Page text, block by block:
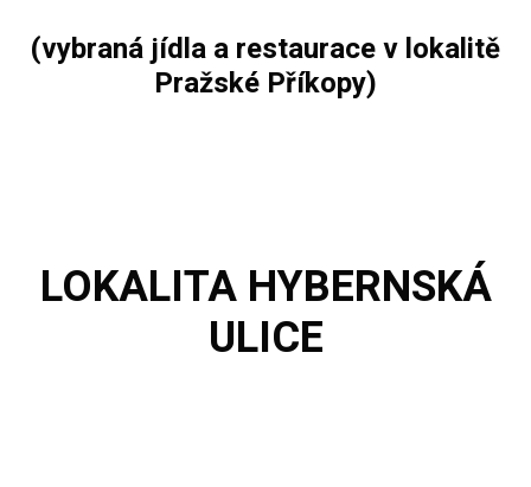
(vybraná jídla a restaurace v lokalitě
Pražské Příkopy)
LOKALITA HYBERNSKÁ
ULICE